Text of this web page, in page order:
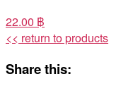
22.00 ฿
<< return to products
Share this: